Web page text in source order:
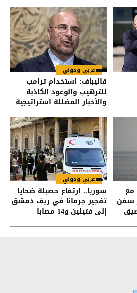
عربي ودولي
قاليباف: استخدام ترامب
للترهيب والوعود الكاذبة
والأخبار المضللة استراتيجية
مع
سفن
عربي ودولي
سوريا.. ارتفاع حصيلة ضحايا
تفجير جرمانا في ريف دمشق
إلى قتيلين و14 مصابا